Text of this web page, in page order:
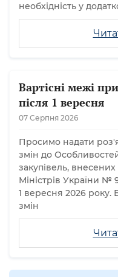
необхідність у
Вартісні межі
після 1 вересня
07 Серпня 2026
Просимо надати
змін до
закупівель,
Міністрів України №
1 вересня 2026 року.
змін